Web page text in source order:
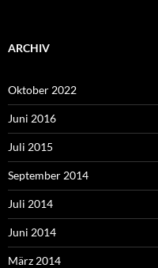
ARCHIV
Oktober 2022
Juni 2016
Juli 2015
September 2014
Juli 2014
Juni 2014
März 2014